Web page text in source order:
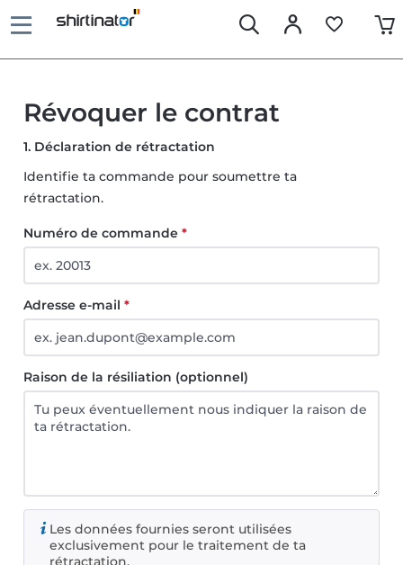
Révoquer le contrat
1. Déclaration de rétractation
Identifie ta commande pour soumettre ta
rétractation.
Numéro de commande *
Adresse e-mail *
Raison de la résiliation (optionnel)
Les données fournies seront utilisées
exclusivement pour le traitement de ta
rétractation.